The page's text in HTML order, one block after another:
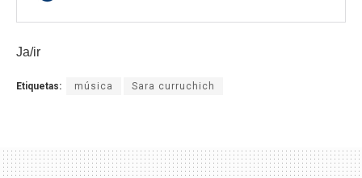
Ja/ir
Etiquetas: música Sara curruchich